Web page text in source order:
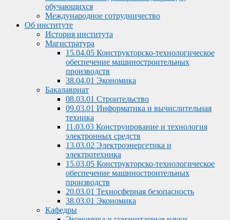
обучающихся
Международное сотрудничество
Об институте
История института
Магистратура
15.04.05 Конструкторско-технологическое
обеспечение машиностроительных
производств
38.04.01 Экономика
Бакалавриат
08.03.01 Строительство
09.03.01 Информатика и вычислительная
техника
11.03.03 Конструирование и технология
электронных средств
13.03.02 Электроэнергетика и
электротехника
15.03.05 Конструкторско-технологическое
обеспечение машиностроительных
производств
20.03.01 Техносферная безопасность
38.03.01 Экономика
Кафедры